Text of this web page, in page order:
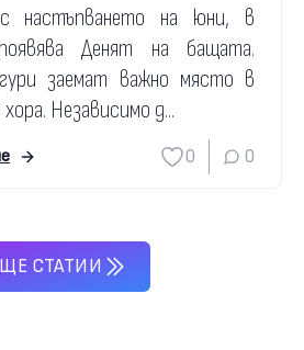
настъпването на юни, в
Денят на бащата.
заемат важно място в
Независимо д...
0 0
СТАТИИ